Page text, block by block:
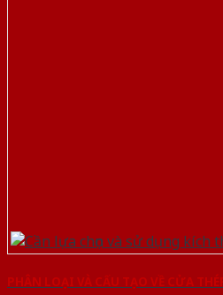
PHÂN LOẠI VÀ CẤU TẠO VỀ CỬA